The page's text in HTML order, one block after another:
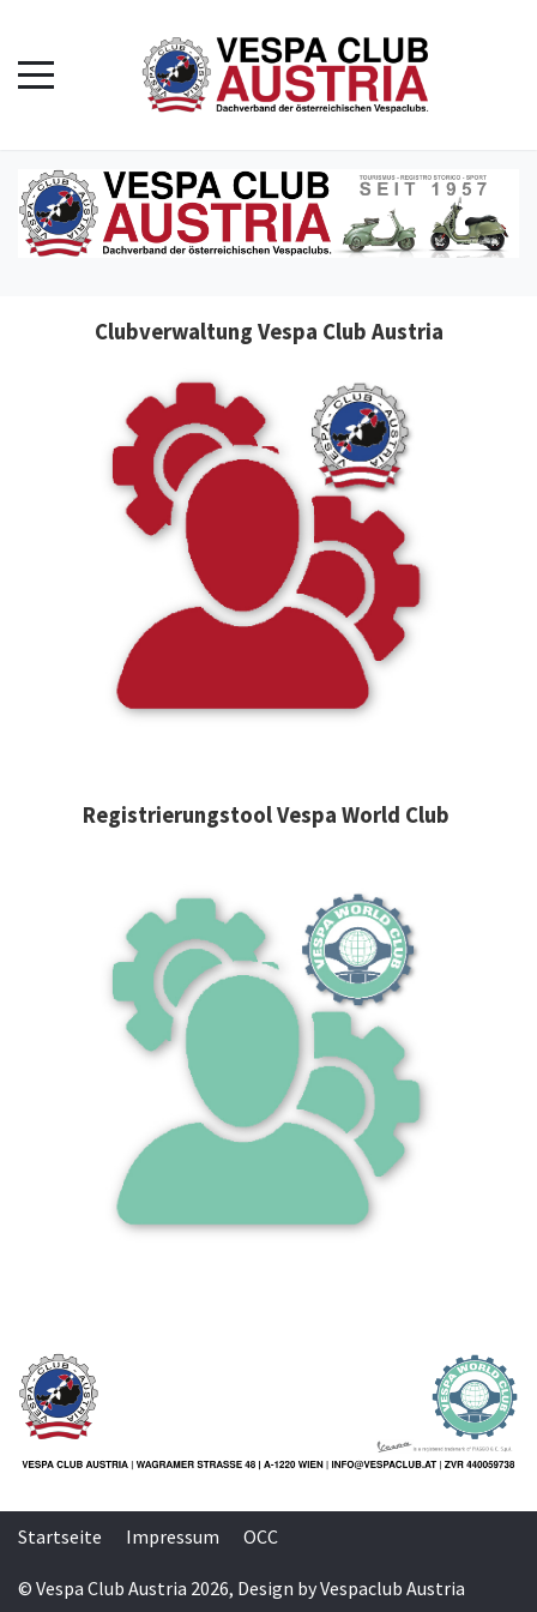
Clubverwaltung Vespa Club Austria
Registrierungstool Vespa World Club
Startseite Impressum OCC
© Vespa Club Austria 2026, Design by Vespaclub Austria